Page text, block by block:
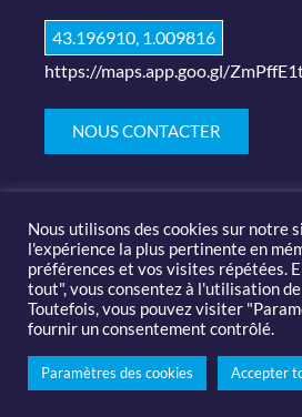
43.196910, 1.009816
https://maps.app.goo.gl/
NOUS CONTACTER
© 2019-2020 Salon des arts et du
Nous utilisons des cookies sur notre
l'expérience la plus pertinente en
préférences et vos visites répétées.
tout", vous consentez à l'utilisation
Toutefois, vous pouvez visiter
fournir un consentement contrôlé.
Paramètres des cookies Accepter